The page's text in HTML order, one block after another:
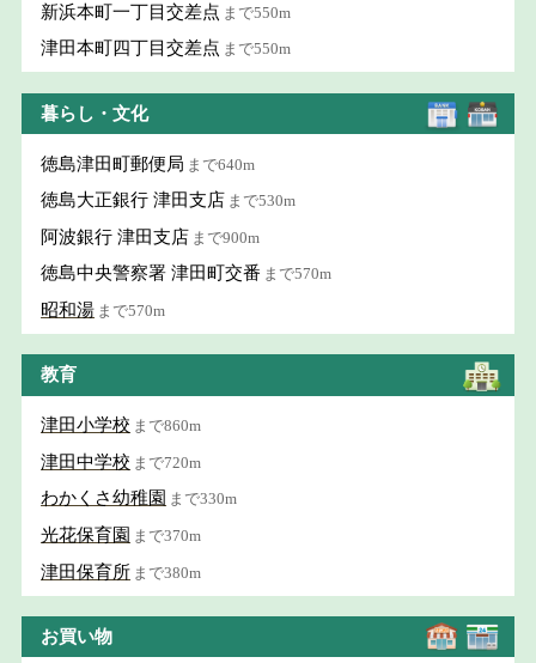
新浜本町一丁目交差点 まで550m
津田本町四丁目交差点 まで550m
暮らし・文化
徳島津田町郵便局 まで640m
徳島大正銀行 津田支店 まで530m
阿波銀行 津田支店 まで900m
徳島中央警察署 津田町交番 まで570m
昭和湯 まで570m
教育
津田小学校 まで860m
津田中学校 まで720m
わかくさ幼稚園 まで330m
光花保育園 まで370m
津田保育所 まで380m
お買い物